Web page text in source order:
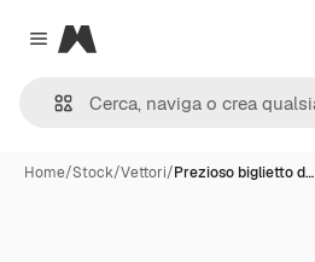
Close menu
Magnific
Home/Stock/Vettori/Prezioso biglietto d…